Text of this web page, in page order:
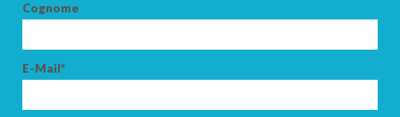
Cognome
E-Mail*